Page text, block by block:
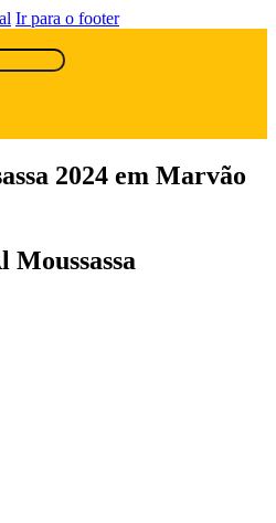
Ir para o footer
2024 em Marvão